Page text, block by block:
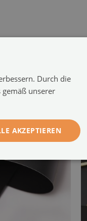
Durch die
unserer
AKZEPTIEREN